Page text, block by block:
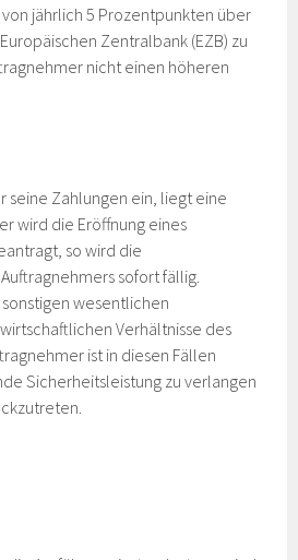
von jährlich 5 Prozentpunkten über
Zentralbank (EZB) zu
nicht einen höheren
seine Zahlungen ein, liegt eine
wird die Eröffnung eines
so wird die
sofort fällig.
wesentlichen
Verhältnisse des
ist in diesen Fällen
Sicherheitsleistung zu verlangen